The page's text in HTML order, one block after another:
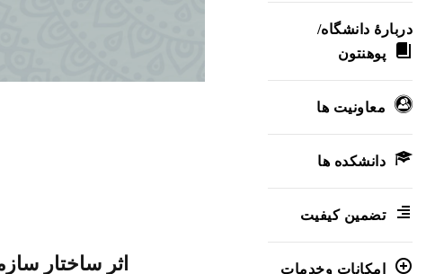
دربارۀ‌ دانشگاه/
پوهنتون
معاونیت ها
دانشکده ها
تضمین کیفیت
امکانات وخدمات
اثر ساختار